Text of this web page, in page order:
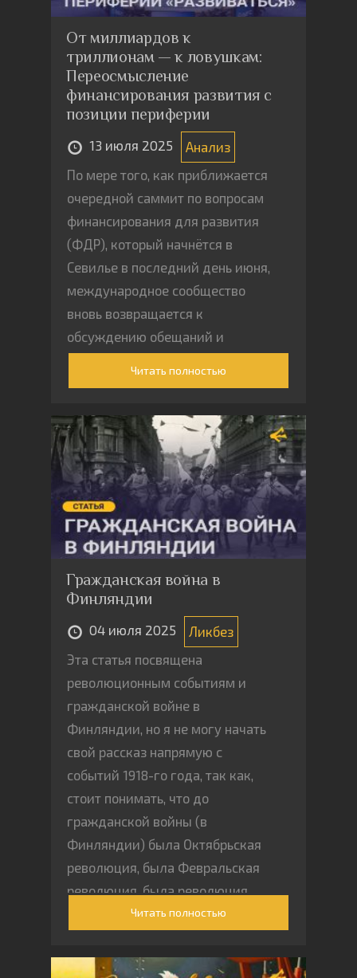
От миллиардов к
триллионам — к ловушкам:
Переосмысление
финансирования развития с
позиции периферии
13 июля 2025
Анализ
По мере того, как приближается
очередной саммит по вопросам
финансирования для развития
(ФДР), который начнётся в
Севилье в последний день июня,
международное сообщество
вновь возвращается к
обсуждению обещаний и
Читать полностью
Гражданская война в
Финляндии
04 июля 2025
Ликбез
Эта статья посвящена
революционным событиям и
гражданской войне в
Финляндии, но я не могу начать
свой рассказ напрямую с
событий 1918-го года, так как,
стоит понимать, что до
гражданской войны (в
Финляндии) была Октябрьская
революция, была Февральская
революция, была революция
1905-1907 годов (которая, кстати
большой размах).
Читать полностью